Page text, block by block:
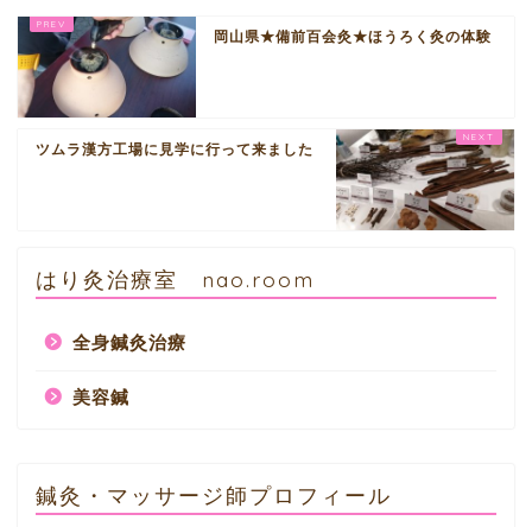
岡山県★備前百会灸★ほうろく灸の体験
ツムラ漢方工場に見学に行って来ました
はり灸治療室 nao.room
全身鍼灸治療
美容鍼
鍼灸・マッサージ師プロフィール